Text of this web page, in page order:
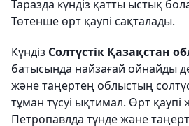
Таразда күндіз қатты ыстық
Төтенше өрт қаупі сақталады.
Күндіз Солтүстік Қазақстан
батысында найзағай ойнайды
және таңертең облыстың
тұман түсуі ықтимал. Өрт қаупі
Петропавлда түнде және